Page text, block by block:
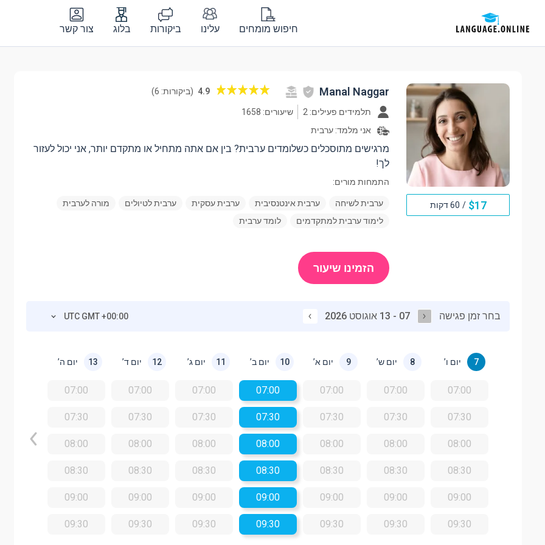
חיפוש מומחים עלינו ביקורות בלוג צור קשר
17
$
/ 60 דקות
Manal Naggar
4.9 (ביקורות: 6)
תלמידים פעילים: 2
שיעורים: 1658
אני מלמד: ערבית
מרגישים מתוסכלים כשלומדים ערבית? בין אם אתה מתחיל או מתקדם יותר, אני יכול לעזור
לך!
התמחות מורים:
ערבית לשיחה ערבית אינטנסיבית ערבית עסקית ערבית לטיולים
מורה לערבית
לימוד ערבית למתקדמים
לומד ערבית
הזמינו שיעור
בחר זמן פגישה 07 - 13 אוגוסט 2026 UTC GMT +00:00
7 יום ו’
07:00
07:30
08:00
08:30
09:00
09:30
8 יום ש’
07:00
07:30
08:00
08:30
09:00
09:30
9 יום א’
07:00
07:30
08:00
08:30
09:00
09:30
10 יום ב’
07:00
07:30
08:00
08:30
09:00
09:30
11 יום ג’
07:00
07:30
08:00
08:30
09:00
09:30
12 יום ד’
07:00
07:30
08:00
08:30
09:00
09:30
13 יום ה’
07:00
07:30
08:00
08:30
09:00
09:30